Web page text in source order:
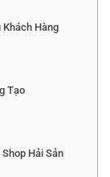
Khách Hàng
Tạo
Hải Sản